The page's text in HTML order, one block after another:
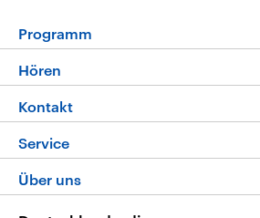
Programm
Programm
Die Nachrichten
Nachrichtenleicht
Neue Beiträge auf dlf.de
Hören
Livestream
Podcasts
Deutschlandfunk App
Kontakt
Hörerservice
Service
FAQ
Über uns